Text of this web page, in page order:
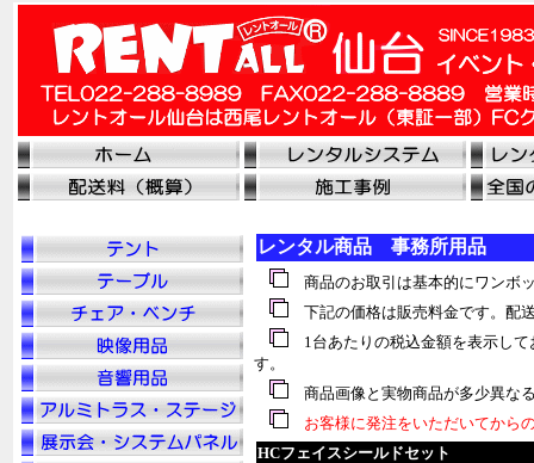
レンタル商品 事務所用品
商品のお取引は基本的にワンボ
下記の価格は販売料金です。配
1台あたりの税込金額を表示して
す。
商品画像と実物商品が多少異な
お客様に発注をいただいてから
HCフェイスシールドセット